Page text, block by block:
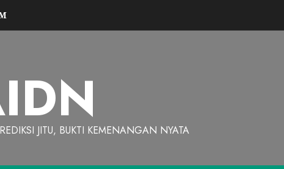
JITU, BUKTI KEMENANGAN NYATA